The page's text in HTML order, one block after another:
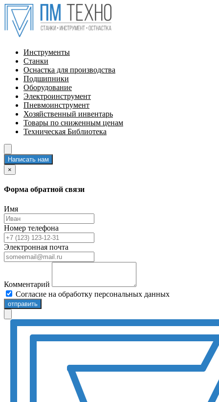
Инструменты
Станки
Оснастка для производства
Подшипники
Оборудование
Электроинструмент
Пневмоинструмент
Хозяйственный инвентарь
Товары по сниженным ценам
Техническая Библиотека
Написать нам
×
Форма обратной связи
Имя
Номер телефона
Электронная почта
Комментарий
Согласие на обработку персональных данных
отправить